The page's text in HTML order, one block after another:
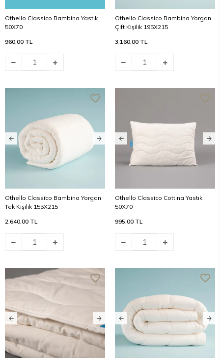
Othello Classico Bambina Yastık
50X70
960,00 TL
Othello Classico Bambina Yorgan
Çift Kişilik 195X215
3.160,00 TL
Othello Classico Bambina Yorgan
Tek Kişilik 155X215
2.640,00 TL
Othello Classico Cottina Yastık
50X70
995,00 TL